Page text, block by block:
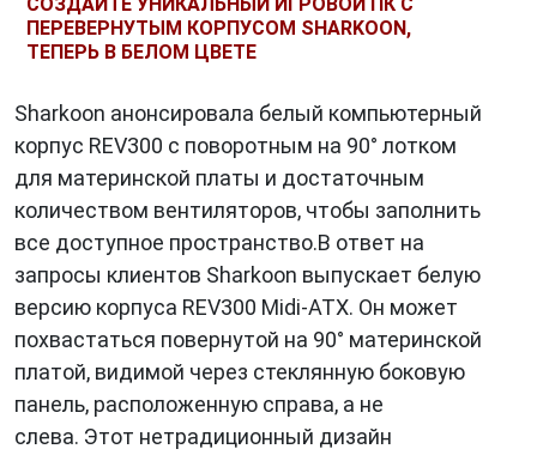
этом направлении.
2. Габариты и особенности Midi-ATX
Главная особенность Midi-ATX— его
компактные размеры. Стандарт определяет
размеры корпуса 244 x 244 мм (9,6 x 9,6
дюйма). Это делает его на 25% меньше своего
предшественника — полноразмерного ATX.
Такой компактный размер позволяет
уменьшить занимаемое пространство, что
особенно важно для пользователей, где место
имеет большую ценность.
ПЕРЕВЕРНУТЫМ КОРПУСОМ SHARKOON,
ТЕПЕРЬ В БЕЛОМ ЦВЕТЕ
Sharkoon анонсировала белый компьютерный
корпус REV300 с поворотным на 90° лотком
для материнской платы и достаточным
количеством вентиляторов, чтобы заполнить
все доступное пространство.В ответ на
запросы клиентов Sharkoon выпускает белую
версию корпуса REV300 Midi-ATX. Он может
похвастаться повернутой на 90° материнской
платой, видимой через стеклянную боковую
панель, расположенную справа, а не
слева. Этот нетрадиционный дизайн